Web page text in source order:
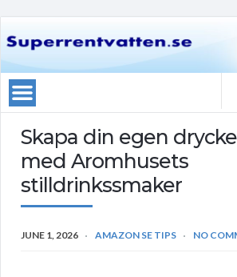
Skapa din egen
med Aromhusets
stilldrinkssmaker
JUNE 1, 2026 AMAZON SE TIPS NO